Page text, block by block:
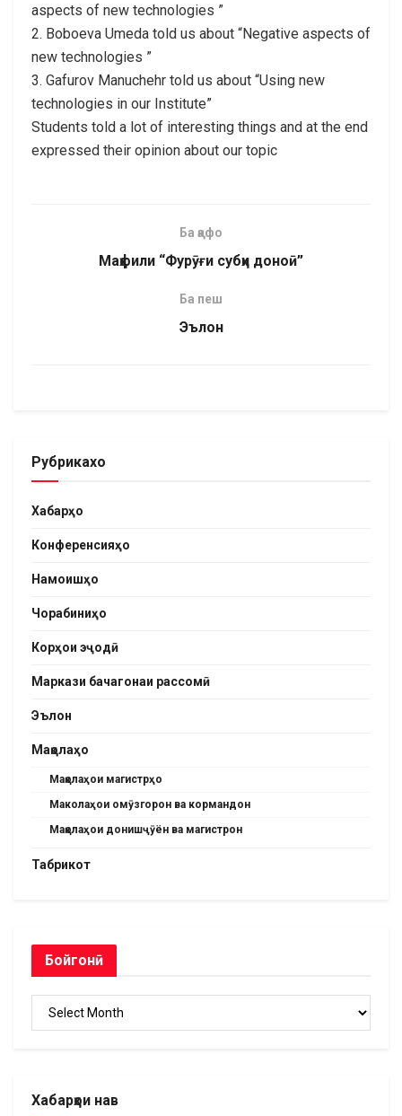
aspects of new technologies ”
2. Boboeva Umeda told us about “Negative aspects of
new technologies ”
3. Gafurov Manuchehr told us about “Using new
technologies in our Institute”
Students told a lot of interesting things and at the end
expressed their opinion about our topic
Ба қафо
Маҳфили “Фурӯғи субҳи доноӣ”
Ба пеш
Эълон
Рубрикахо
Хабарҳо
Конференсияҳо
Намоишҳо
Чорабиниҳо
Корҳои эҷодӣ
Маркази бачагонаи рассомӣ
Эълон
Мақолаҳо
Мақолаҳои магистрҳо
Маколаҳои омӯзгорон ва кормандон
Мақолаҳои донишҷӯён ва магистрон
Табрикот
Бойгонӣ
Хабарҳои нав